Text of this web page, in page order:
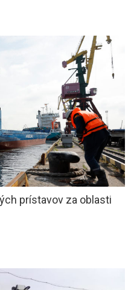
prístavov za oblasti